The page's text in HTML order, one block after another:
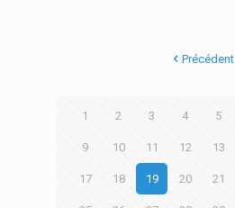
Précédent
1 2 3 4 5
9 10 11 12 13
17 18 19 20 21